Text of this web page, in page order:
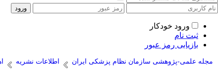
ورود خودکار
ثبت نام
بازیابی رمز عبور
مجله علمی-پژوهشی سازمان نظام پزشکی ایران اطلاعات نشریه